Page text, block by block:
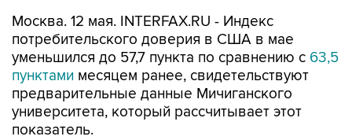
Москва. 12 мая. INTERFAX.RU - Индекс
потребительского доверия в США в мае
уменьшился до 57,7 пункта по сравнению с 63,5
пунктами месяцем ранее, свидетельствуют
предварительные данные Мичиганского
университета, который рассчитывает этот
показатель.